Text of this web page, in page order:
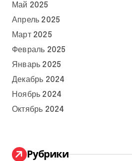
Май 2025
Апрель 2025
Март 2025
Февраль 2025
Январь 2025
Декабрь 2024
Ноябрь 2024
Октябрь 2024
Рубрики